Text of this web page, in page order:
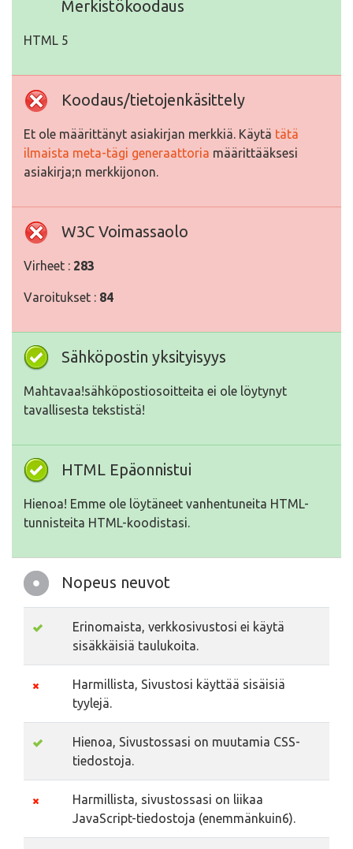
Merkistökoodaus
HTML 5
Koodaus/tietojenkäsittely
Et ole määrittänyt asiakirjan merkkiä. Käytä tätä
ilmaista meta-tägi generaattoria määrittääksesi
asiakirja;n merkkijonon.
W3C Voimassaolo
Virheet : 283
Varoitukset : 84
Sähköpostin yksityisyys
Mahtavaa!sähköpostiosoitteita ei ole löytynyt
tavallisesta tekstistä!
HTML Epäonnistui
Hienoa! Emme ole löytäneet vanhentuneita HTML-
tunnisteita HTML-koodistasi.
Nopeus neuvot
Erinomaista, verkkosivustosi ei käytä
sisäkkäisiä taulukoita.
Harmillista, Sivustosi käyttää sisäisiä
tyylejä.
Hienoa, Sivustossasi on muutamia CSS-
tiedostoja.
Harmillista, sivustossasi on liikaa
JavaScript-tiedostoja (enemmänkuin6).